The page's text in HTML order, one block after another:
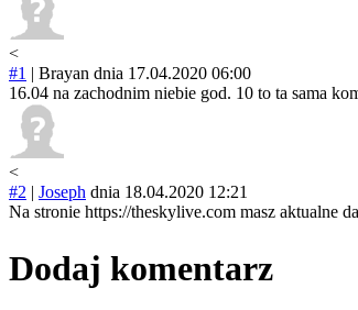
<
#1 | Brayan dnia 17.04.2020 06:00
16.04 na zachodnim niebie god. 10 to ta sama
<
#2 | Joseph dnia 18.04.2020 12:21
Na stronie https://theskylive.com masz aktualne
Dodaj komentarz